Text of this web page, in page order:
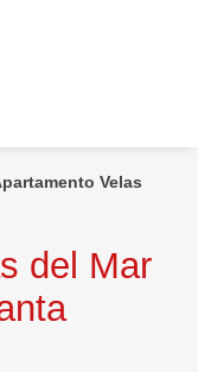
Velas
del Mar